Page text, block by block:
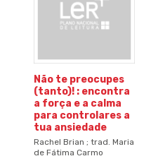
Não te preocupes
(tanto)! : encontra
a força e a calma
para controlares a
tua ansiedade
Rachel Brian ; trad. Maria
de Fátima Carmo